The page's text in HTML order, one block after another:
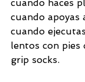
cuando haces
cuando apoyas
cuando
lentos con pies
grip socks.